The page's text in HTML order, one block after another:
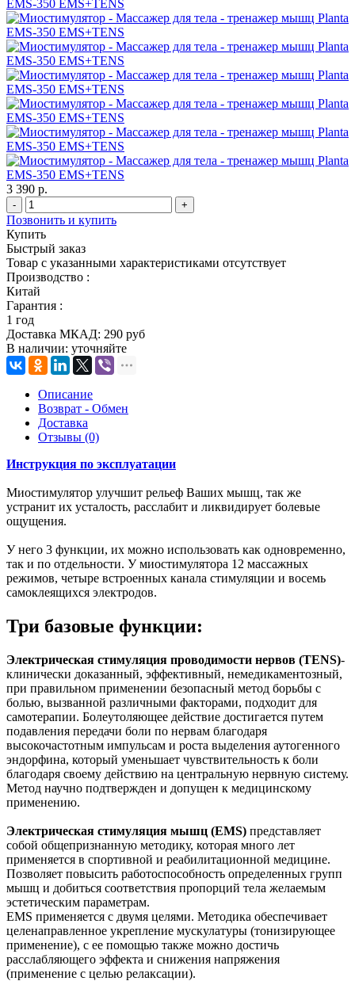
3 390 р.
- +
Позвонить и купить
Купить
Быстрый заказ
Товар с указанными характеристиками отсутствует
Производство :
Китай
Гарантия :
1 год
Доставка МКАД: 290 руб
В наличии: уточняйте
Описание
Возврат - Обмен
Доставка
Отзывы (0)
Инструкция по эксплуатации
Миостимулятор улучшит рельеф Ваших мышц, так же
устранит их усталость, расслабит и ликвидирует болевые
ощущения.
У него 3 функции, их можно использовать как одновременно,
так и по отдельности. У миостимулятора 12 массажных
режимов, четыре встроенных канала стимуляции и восемь
самоклеящихся электродов.
Три базовые функции:
Электрическая стимуляция проводимости нервов (TENS)-
клинически доказанный, эффективный, немедикаментозный,
при правильном применении безопасный метод борьбы с
болью, вызванной различными факторами, подходит для
самотерапии. Болеутоляющее действие достигается путем
подавления передачи боли по нервам благодаря
высокочастотным импульсам и роста выделения аутогенного
эндорфина, который уменьшает чувствительность к боли
благодаря своему действию на центральную нервную систему.
Метод научно подтвержден и допущен к медицинскому
применению.
Электрическая стимуляция мышц (EMS) представляет
собой общепризнанную методику, которая много лет
применяется в спортивной и реабилитационной медицине.
Позволяет повысить работоспособность определенных групп
мышц и добиться соответствия пропорций тела желаемым
эстетическим параметрам.
ЕMS применяется с двумя целями. Методика обеспечивает
целенаправленное укрепление мускулатуры (тонизирующее
применение), с ее помощью также можно достичь
расслабляющего эффекта и снижения напряжения
(применение с целью релаксации).